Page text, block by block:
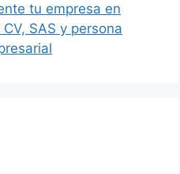
tu empresa en
SAS y persona